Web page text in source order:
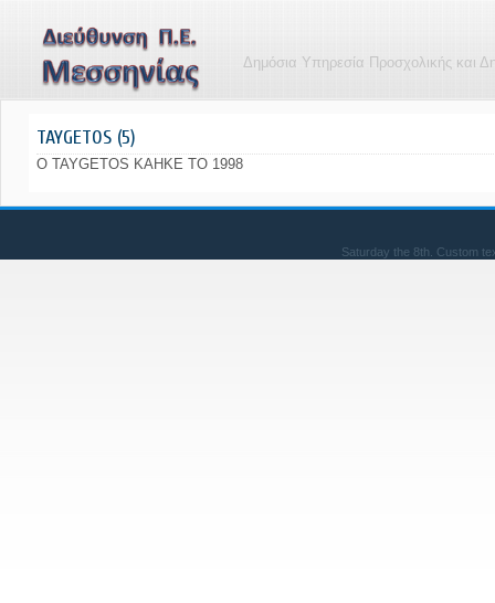
Δημόσια Υπηρεσία Προσχολικής και
TAYGETOS (5)
O TAYGETOS KAHKE TO 1998
Saturday the 8th. Custom